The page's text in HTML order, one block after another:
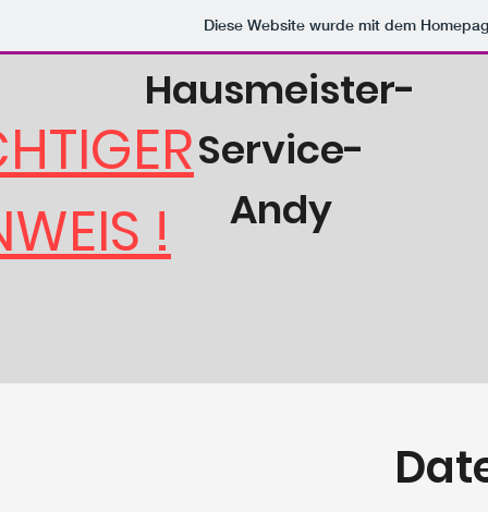
Diese Website wurde mit dem
Hausmeister-
Service-
Andy
!